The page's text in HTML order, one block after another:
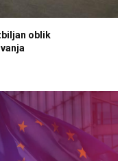
oblik